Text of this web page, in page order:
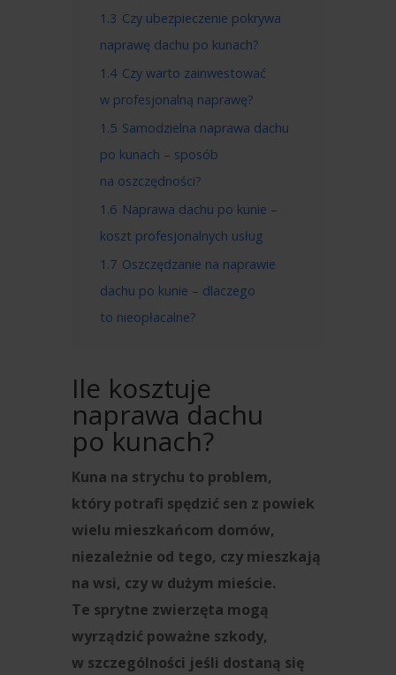
1.3 Czy ubezpieczenie pokrywa
naprawę dachu po kunach?
1.4 Czy warto zainwestować
w profesjonalną naprawę?
1.5 Samodzielna naprawa dachu
po kunach – sposób
na oszczędności?
1.6 Naprawa dachu po kunie –
koszt profesjonalnych usług
1.7 Oszczędzanie na naprawie
dachu po kunie – dlaczego
to nieopłacalne?
Ile kosztuje
naprawa dachu
po kunach?
Kuna na strychu to problem,
który potrafi spędzić sen z powiek
wielu mieszkańcom domów,
niezależnie od tego, czy mieszkają
na wsi, czy w dużym mieście.
Te sprytne zwierzęta mogą
wyrządzić poważne szkody,
w szczególności jeśli dostaną się